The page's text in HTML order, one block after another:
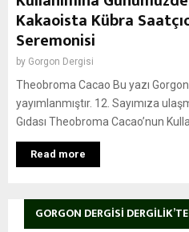
Kakaoista Kübra
Seremonisi
by Gorgon Dergisi
Theobroma Cacao Bu yazı Gorgon
yayımlanmıştır. 12. Sayımıza
Gıdası Theobroma Cacao’nun
Read more
GORGON DERGISI